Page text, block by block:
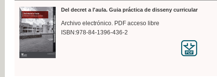
Del decret a l'aula. Guia práctica de disseny curricular
Archivo electrónico. PDF acceso libre
ISBN:978-84-1396-436-2